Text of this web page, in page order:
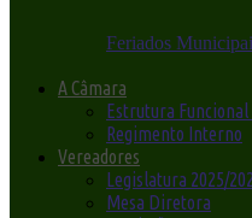
Feriados
A Câmara
Estrutura
Regimento Interno
Vereadores
Legislatura 2025/
Mesa Diretora